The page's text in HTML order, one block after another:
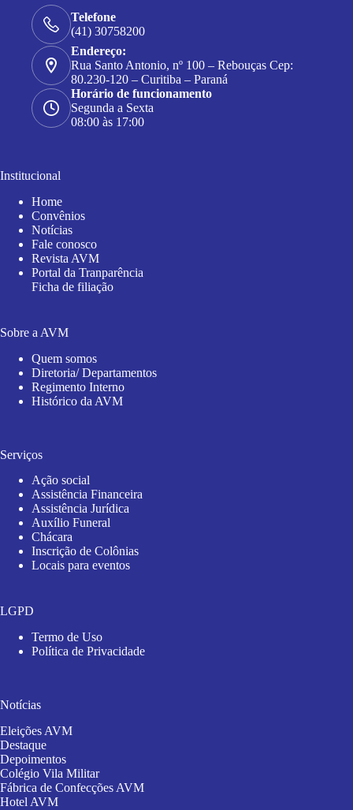
Telefone
(41) 30758200
Endereço:
Rua Santo Antonio, nº 100 – Rebouças Cep:
80.230-120 – Curitiba – Paraná
Horário de funcionamento
Segunda a Sexta
08:00 às 17:00
Institucional
Home
Convênios
Notícias
Fale conosco
Revista AVM
Portal da Tranparência
Ficha de filiação
Sobre a AVM
Quem somos
Diretoria/ Departamentos
Regimento Interno
Histórico da AVM
Serviços
Ação social
Assistência Financeira
Assistência Jurídica
Auxílio Funeral
Chácara
Inscrição de Colônias
Locais para eventos
LGPD
Termo de Uso
Política de Privacidade
Notícias
Eleições AVM
Destaque
Depoimentos
Colégio Vila Militar
Fábrica de Confecções AVM
Hotel AVM